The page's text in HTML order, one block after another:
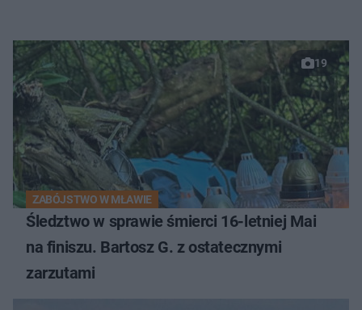
19
ZABÓJSTWO W MŁAWIE
Śledztwo w sprawie śmierci 16-letniej Mai
na finiszu. Bartosz G. z ostatecznymi
zarzutami